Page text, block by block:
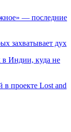
— последние
захватывает дух
в Индии, куда не
в проекте Lost and